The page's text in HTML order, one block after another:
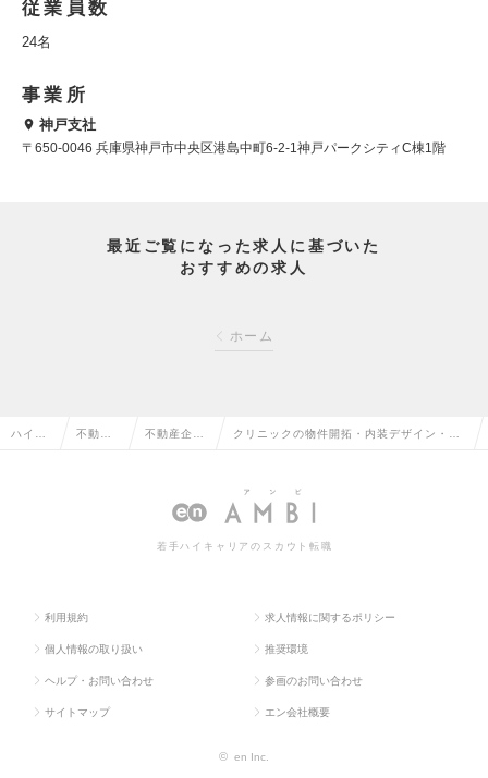
従業員数
24名
事業所
神戸支社
〒650-0046 兵庫県神戸市中央区港島中町6-2-1神戸パークシティC棟1階
最近ご覧になった求人に基づいた
おすすめの求人
ホーム
ハイク 不動産 不動産企
開発の転職
クリニックの物件開拓・内装デザイン・図
医療コンサル会社の求人情報
若手ハイキャリアのスカウト転職
利用規約 求人情報に関するポリシー
個人情報の取り扱い 推奨環境
ヘルプ・お問い合わせ 参画のお問い合わせ
サイトマップ エン会社概要
© en Inc.